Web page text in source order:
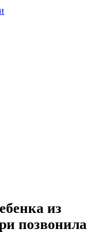
из
позвонила